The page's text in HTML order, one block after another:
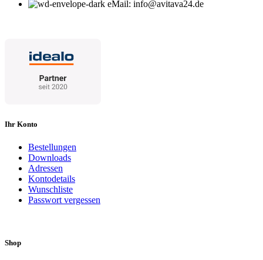
eMail: info@avitava24.de
Ihr Konto
Bestellungen
Downloads
Adressen
Kontodetails
Wunschliste
Passwort vergessen
Shop